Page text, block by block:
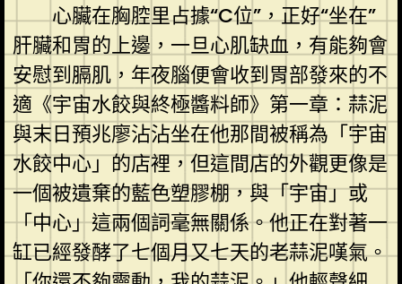
心臟在胸腔里占據“C位”，正好“坐在”
肝臟和胃的上邊，一旦心肌缺血，有能夠會
安慰到膈肌，年夜腦便會收到胃部發來的不
適《宇宙水餃與終極醬料師》第一章：蒜泥
與末日預兆廖沾沾坐在他那間被稱為「宇宙
水餃中心」的店裡，但這間店的外觀更像是
一個被遺棄的藍色塑膠棚，與「宇宙」或
「中心」這兩個詞毫無關係。他正在對著一
缸已經發酵了七個月又七天的老蒜泥嘆氣。